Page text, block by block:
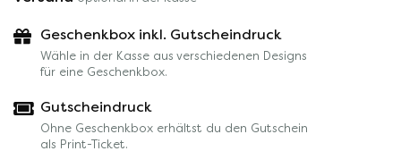
Geschenkbox inkl. Gutscheindruck
Wähle in der Kasse aus verschiedenen Designs
für eine Geschenkbox.
Gutscheindruck
Ohne Geschenkbox erhältst du den Gutschein
als Print-Ticket.